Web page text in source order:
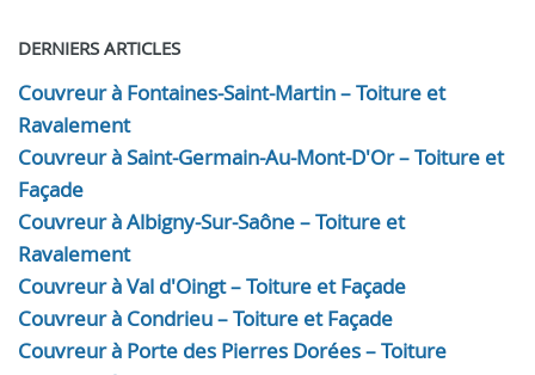
DERNIERS ARTICLES
Couvreur à Fontaines-Saint-Martin – Toiture et
Ravalement
Couvreur à Saint-Germain-Au-Mont-D'Or – Toiture et
Façade
Couvreur à Albigny-Sur-Saône – Toiture et
Ravalement
Couvreur à Val d'Oingt – Toiture et Façade
Couvreur à Condrieu – Toiture et Façade
Couvreur à Porte des Pierres Dorées – Toiture